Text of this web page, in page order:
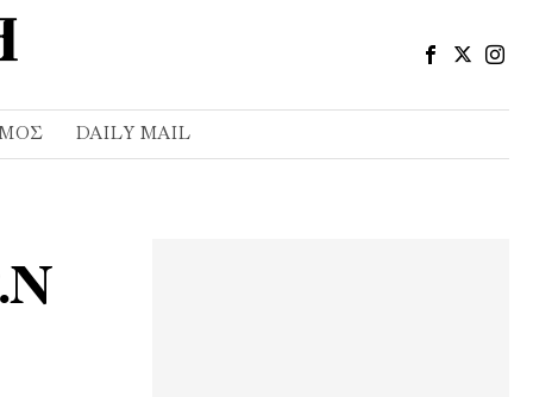
DAILY MAIL